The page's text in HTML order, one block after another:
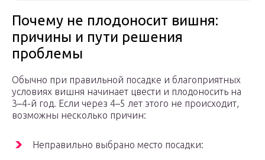
Почему не плодоносит вишня:
причины и пути решения
проблемы
Обычно при правильной посадке и благоприятных
условиях вишня начинает цвести и плодоносить на
3–4-й год. Если через 4–5 лет этого не происходит,
возможны несколько причин:
Неправильно выбрано место посадки: